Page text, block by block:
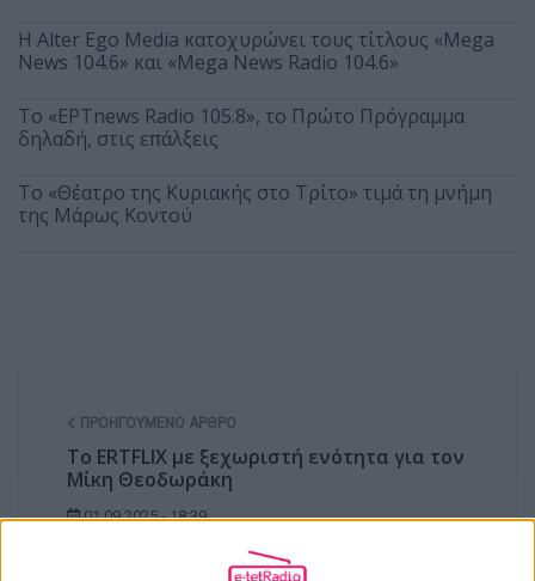
Η Alter Ego Media κατοχυρώνει τους τίτλους «Mega
News 104.6» και «Mega News Radio 104.6»
Το «ΕΡΤnews Radio 105.8», το Πρώτο Πρόγραμμα
δηλαδή, στις επάλξεις
Το «Θέατρο της Κυριακής στο Τρίτο» τιμά τη μνήμη
της Μάρως Κοντού
ΠΡΟΗΓΟΎΜΕΝΟ ΆΡΘΡΟ
Το ERTFLIX με ξεχωριστή ενότητα για τον
Μίκη Θεοδωράκη
01.09.2025 - 18:39